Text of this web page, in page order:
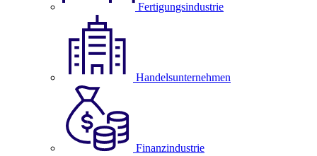
Fertigungsindustrie
Handelsunternehmen
Finanzindustrie